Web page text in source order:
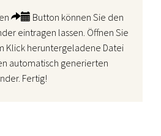
Button können Sie den
eintragen lassen. Öffnen Sie
Klick heruntergeladene Datei
automatisch generierten
Fertig!